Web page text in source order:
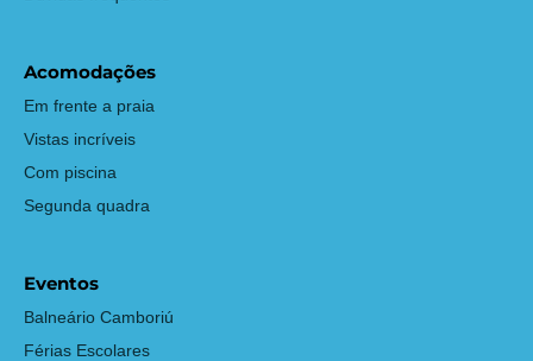
Acomodações
Em frente a praia
Vistas incríveis
Com piscina
Segunda quadra
Eventos
Balneário Camboriú
Férias Escolares